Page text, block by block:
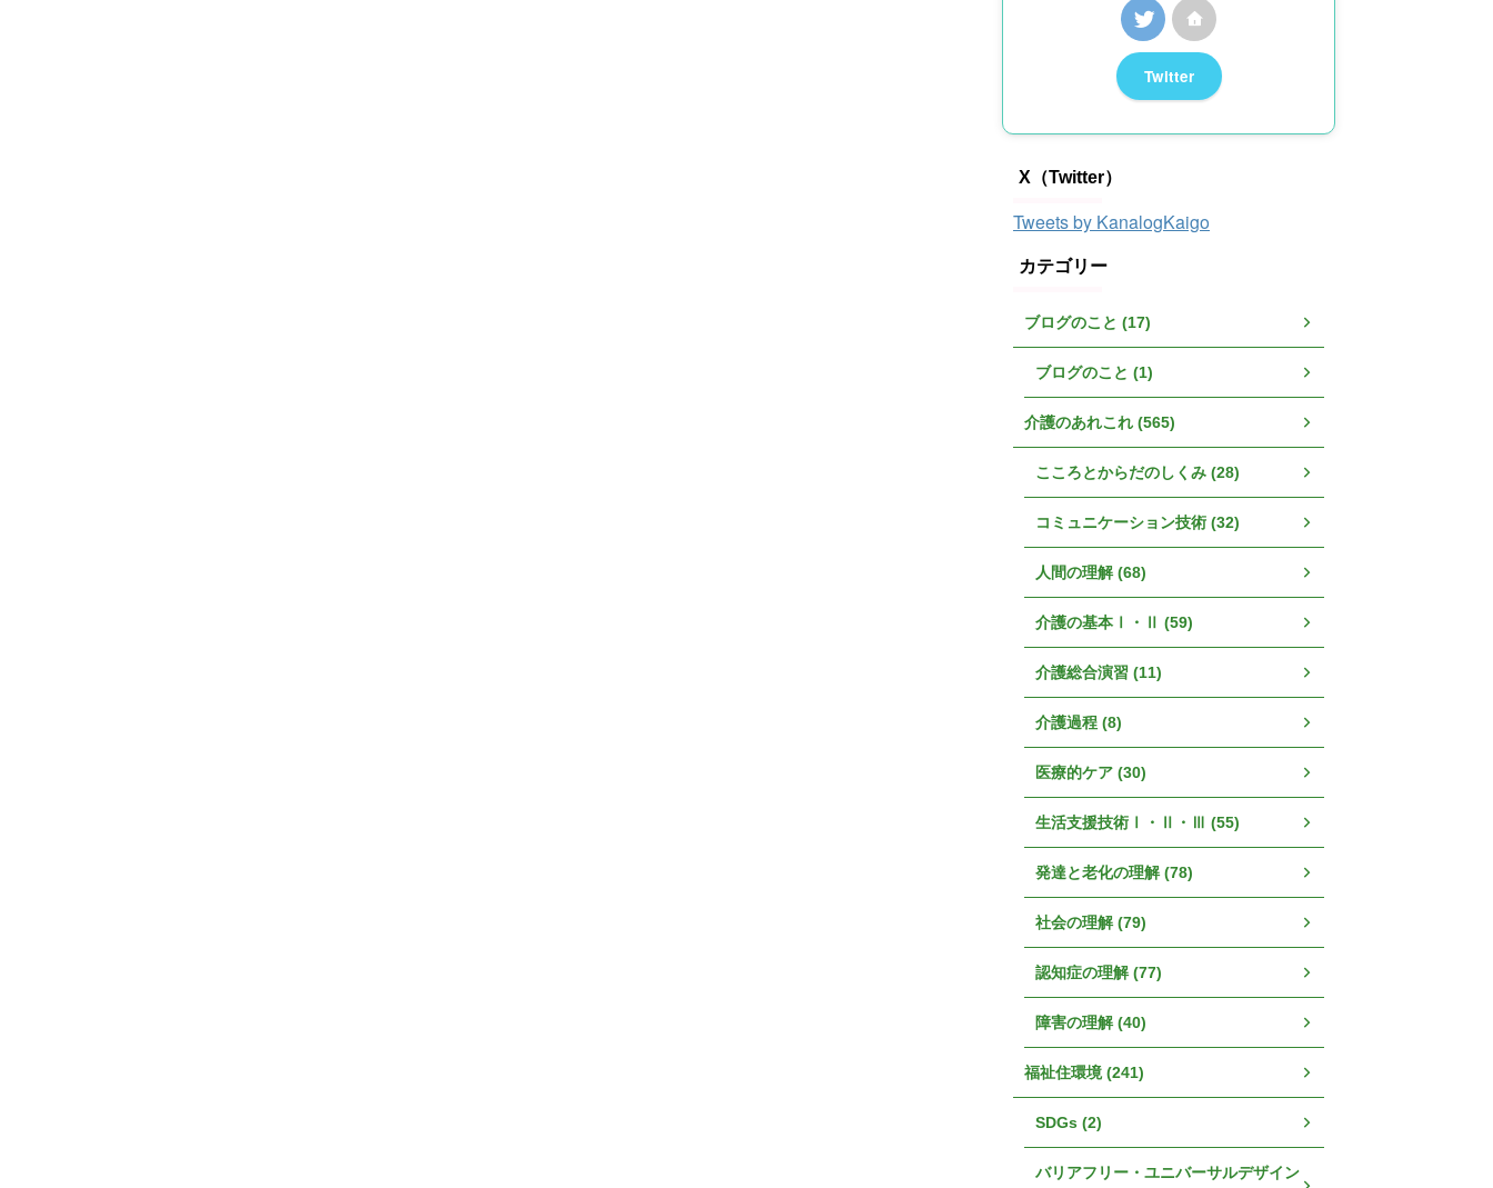
Twitter
X（Twitter）
Tweets by KanalogKaigo
カテゴリー
ブログのこと (17)
ブログのこと (1)
介護のあれこれ (565)
こころとからだのしくみ (28)
コミュニケーション技術 (32)
人間の理解 (68)
介護の基本Ⅰ・Ⅱ (59)
介護総合演習 (11)
介護過程 (8)
医療的ケア (30)
生活支援技術Ⅰ・Ⅱ・Ⅲ (55)
発達と老化の理解 (78)
社会の理解 (79)
認知症の理解 (77)
障害の理解 (40)
福祉住環境 (241)
SDGs (2)
バリアフリー・ユニバーサルデザイン